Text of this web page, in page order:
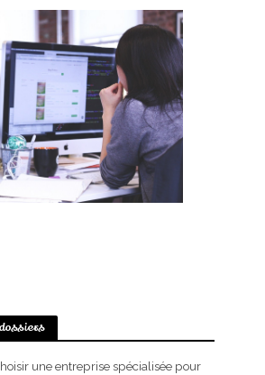
une entreprise spécialisée pour